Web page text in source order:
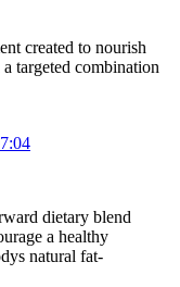
created to nourish
targeted combination
dietary blend
a healthy
natural fat-